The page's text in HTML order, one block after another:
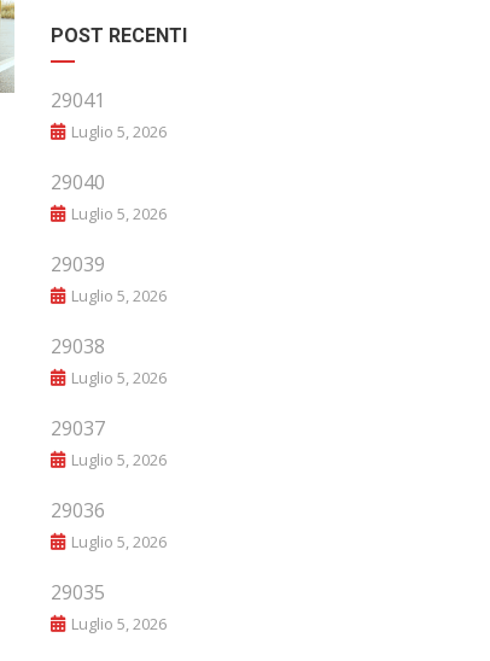
“Evoluzione e Innovazione: Il Futuro
POST RECENTI
29041
Luglio 5, 2026
29040
Luglio 5, 2026
29039
Luglio 5, 2026
29038
Luglio 5, 2026
29037
Luglio 5, 2026
29036
Luglio 5, 2026
29035
Luglio 5, 2026